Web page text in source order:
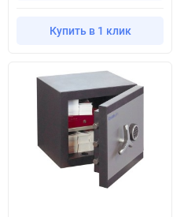
Купить в 1 клик